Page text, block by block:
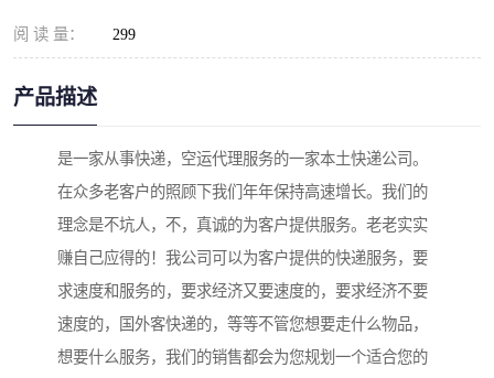
阅 读 量： 299
产品描述
是一家从事快递，空运代理服务的一家本土快递公司。
在众多老客户的照顾下我们年年保持高速增长。我们的
理念是不坑人，不，真诚的为客户提供服务。老老实实
赚自己应得的！我公司可以为客户提供的快递服务，要
求速度和服务的，要求经济又要速度的，要求经济不要
速度的，国外客快递的，等等不管您想要走什么物品，
想要什么服务，我们的销售都会为您规划一个适合您的